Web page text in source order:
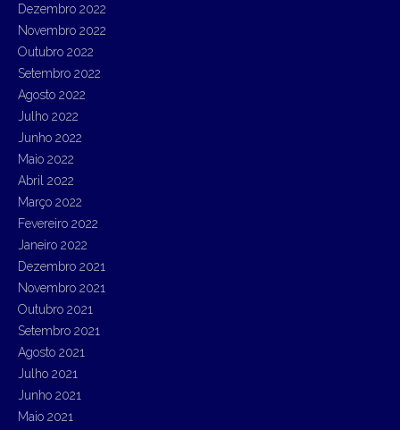
Dezembro 2022
Novembro 2022
Outubro 2022
Setembro 2022
Agosto 2022
Julho 2022
Junho 2022
Maio 2022
Abril 2022
Março 2022
Fevereiro 2022
Janeiro 2022
Dezembro 2021
Novembro 2021
Outubro 2021
Setembro 2021
Agosto 2021
Julho 2021
Junho 2021
Maio 2021